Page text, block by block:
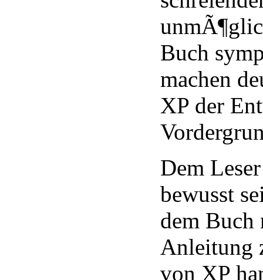
Buch
machen
XP der
Dem
bewusst
dem Buch
Anleitung
von XP